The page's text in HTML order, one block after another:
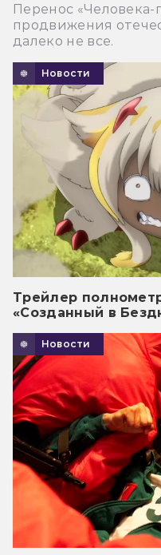
Перенос «Человека-
продвижения
далеко не все.
Новости
Трейлер
«Созданный в
Новости